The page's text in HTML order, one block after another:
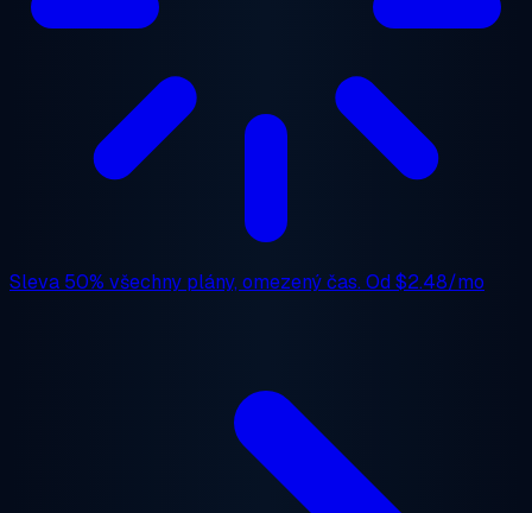
Sleva 50% všechny plány, omezený čas. Od $2.48/mo